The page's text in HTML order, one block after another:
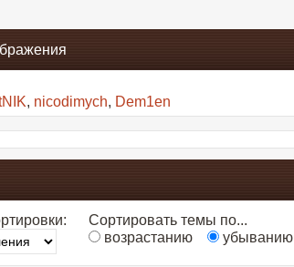
, nicodimych, Dem1en
Сортировать темы по...
возрастанию
убыванию